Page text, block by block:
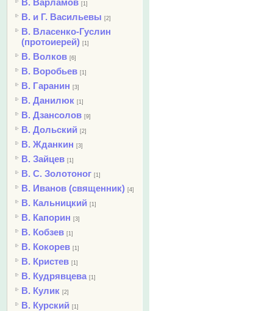
[1]
В. и Г. Васильевы [2]
В. Власенко-Гуслин
(протоиерей) [1]
В. Волков [6]
В. Воробьев [1]
В. Гаранин [3]
В. Данилюк [1]
В. Дзансолов [9]
В. Дольский [2]
В. Жданкин [3]
В. Зайцев [1]
В. С. Золотоног [1]
В. Иванов (священник) [4]
В. Кальницкий [1]
В. Капорин [3]
В. Кобзев [1]
В. Кокорев [1]
В. Кристев [1]
В. Кудрявцева [1]
В. Кулик [2]
В. Курский [1]